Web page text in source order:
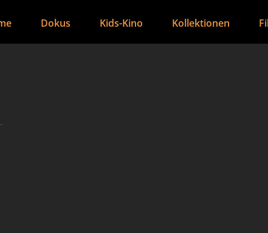
Dokus Kids-Kino Kollektionen